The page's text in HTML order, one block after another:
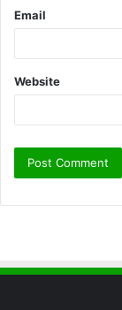
Email
Website